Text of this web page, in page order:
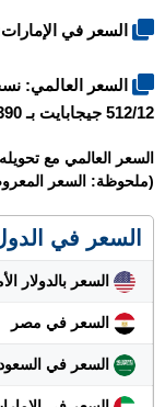
السعر في الإمارات: نسخة 256/12
512/12 جيجابايت بـ 390 دولار.
السعر العالمي مع
(ملحوظة: السعر
السعر في
السعر بالدولار
السعر في مصر
السعر في